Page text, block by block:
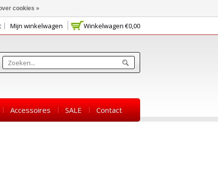
Winkelwagen €0,00
Mijn winkelwagen
Accessoires SALE Contact
cookies »